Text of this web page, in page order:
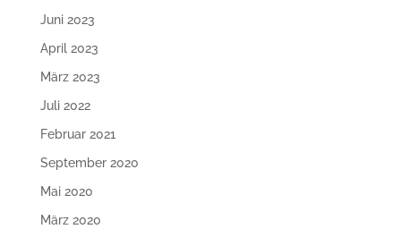
Juni 2023
April 2023
März 2023
Juli 2022
Februar 2021
September 2020
Mai 2020
März 2020